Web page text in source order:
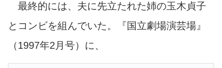
最終的には、 夫に先立たれた姉の玉木貞子
とコンビを組んでいた。
『国立劇場演芸場』
（1997年2月号）に、